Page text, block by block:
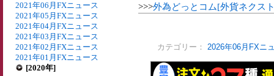
2021年06月FXニュース
2021年05月FXニュース
2021年04月FXニュース
2021年03月FXニュース
2021年02月FXニュース
2021年01月FXニュース
[2020年]
>>>外為どっとコム[外貨ネクス
カテゴリー： 2026年06月FXニ